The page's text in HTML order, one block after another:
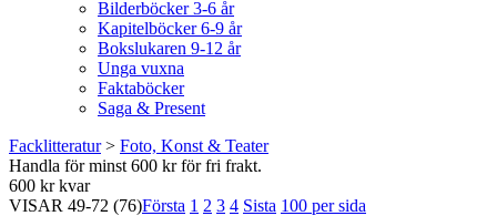
Bilderböcker 3-6 år
Kapitelböcker 6-9 år
Bokslukaren 9-12 år
Unga vuxna
Faktaböcker
Saga & Present
Facklitteratur> Foto, Konst & Teater
Handla för minst 600 kr för fri frakt.
600 kr kvar
VISAR 49-72 (76)Första 1 2 3 4 Sista 100 per sida